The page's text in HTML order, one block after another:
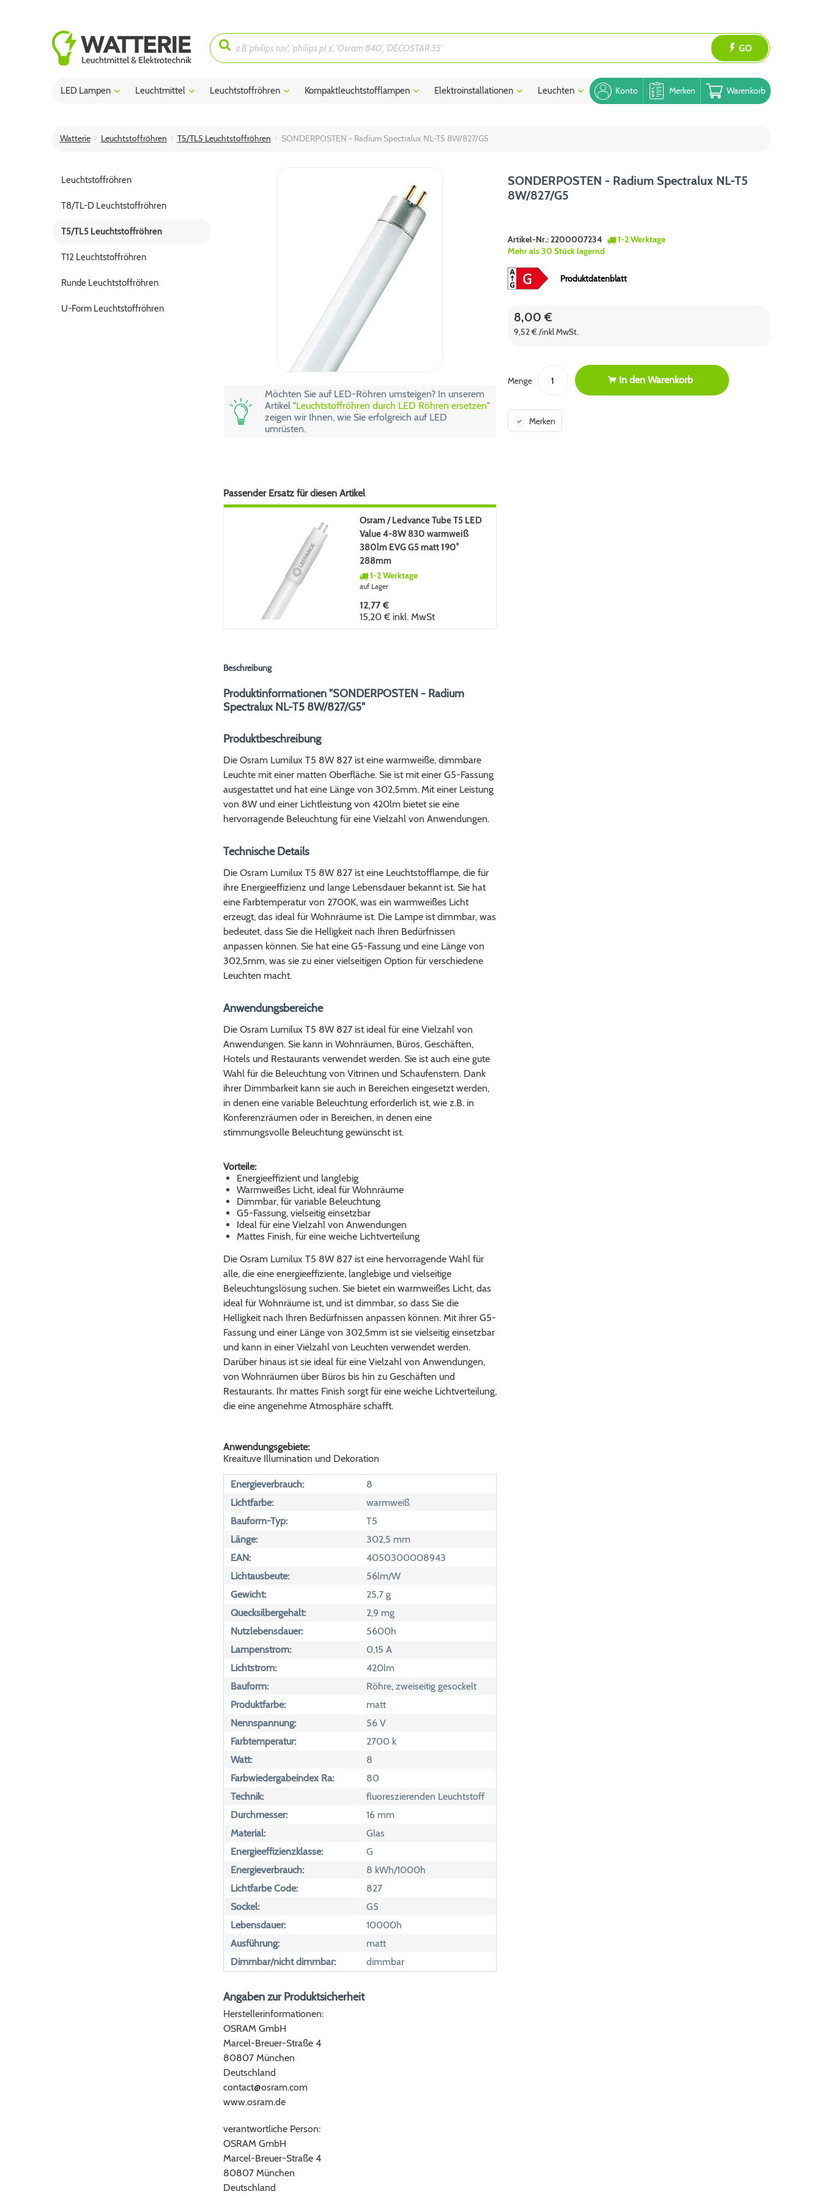
GO
Konto Merken Warenkorb
LED Lampen Leuchtmittel Leuchtstoffröhren Kompaktleuchtstofflampen Elektroinstallationen Leuchten Blog
Watterie Leuchtstoffröhren T5/TL5 Leuchtstoffröhren SONDERPOSTEN - Radium Spectralux NL-T5 8W/827/G5
Leuchtstoffröhren
T8/TL-D Leuchtstoffröhren
T5/TL5 Leuchtstoffröhren
T12 Leuchtstoffröhren
Runde Leuchtstoffröhren
U-Form Leuchtstoffröhren
Möchten Sie auf LED-Röhren umsteigen? In unserem
Artikel "Leuchtstoffröhren durch LED Röhren ersetzen"
zeigen wir Ihnen, wie Sie erfolgreich auf LED
umrüsten.
Passender Ersatz für diesen Artikel
Osram / Ledvance Tube T5 LED
Value 4-8W 830 warmweiß
380lm EVG G5 matt 190°
288mm
1-2 Werktage
auf Lager
12,77 €
15,20 € inkl. MwSt
SONDERPOSTEN - Radium Spectralux NL-T5
8W/827/G5
Artikel-Nr.:2200007234
1-2 Werktage
Mehr als 30 Stück lagernd
Produktdatenblatt
8,00 €
9,52 € /inkl MwSt.
Menge In den Warenkorb
Merken
Beschreibung
Produktinformationen "SONDERPOSTEN - Radium
Spectralux NL-T5 8W/827/G5"
Produktbeschreibung
Die Osram Lumilux T5 8W 827 ist eine warmweiße, dimmbare
Leuchte mit einer matten Oberfläche. Sie ist mit einer G5-Fassung
ausgestattet und hat eine Länge von 302,5mm. Mit einer Leistung
von 8W und einer Lichtleistung von 420lm bietet sie eine
hervorragende Beleuchtung für eine Vielzahl von Anwendungen.
Technische Details
Die Osram Lumilux T5 8W 827 ist eine Leuchtstofflampe, die für
ihre Energieeffizienz und lange Lebensdauer bekannt ist. Sie hat
eine Farbtemperatur von 2700K, was ein warmweißes Licht
erzeugt, das ideal für Wohnräume ist. Die Lampe ist dimmbar, was
bedeutet, dass Sie die Helligkeit nach Ihren Bedürfnissen
anpassen können. Sie hat eine G5-Fassung und eine Länge von
302,5mm, was sie zu einer vielseitigen Option für verschiedene
Leuchten macht.
Anwendungsbereiche
Die Osram Lumilux T5 8W 827 ist ideal für eine Vielzahl von
Anwendungen. Sie kann in Wohnräumen, Büros, Geschäften,
Hotels und Restaurants verwendet werden. Sie ist auch eine gute
Wahl für die Beleuchtung von Vitrinen und Schaufenstern. Dank
ihrer Dimmbarkeit kann sie auch in Bereichen eingesetzt werden,
in denen eine variable Beleuchtung erforderlich ist, wie z.B. in
Konferenzräumen oder in Bereichen, in denen eine
stimmungsvolle Beleuchtung gewünscht ist.
Vorteile:
Energieeffizient und langlebig
Warmweißes Licht, ideal für Wohnräume
Dimmbar, für variable Beleuchtung
G5-Fassung, vielseitig einsetzbar
Ideal für eine Vielzahl von Anwendungen
Mattes Finish, für eine weiche Lichtverteilung
Die Osram Lumilux T5 8W 827 ist eine hervorragende Wahl für
alle, die eine energieeffiziente, langlebige und vielseitige
Beleuchtungslösung suchen. Sie bietet ein warmweißes Licht, das
ideal für Wohnräume ist, und ist dimmbar, so dass Sie die
Helligkeit nach Ihren Bedürfnissen anpassen können. Mit ihrer G5-
Fassung und einer Länge von 302,5mm ist sie vielseitig einsetzbar
und kann in einer Vielzahl von Leuchten verwendet werden.
Darüber hinaus ist sie ideal für eine Vielzahl von Anwendungen,
von Wohnräumen über Büros bis hin zu Geschäften und
Restaurants. Ihr mattes Finish sorgt für eine weiche Lichtverteilung,
die eine angenehme Atmosphäre schafft.
Anwendungsgebiete:
Kreaituve Illumination und Dekoration
Energieverbrauch:
8
Lichtfarbe:
warmweiß
Bauform-Typ:
T5
Länge:
302,5 mm
EAN:
4050300008943
Lichtausbeute:
56lm/W
Gewicht:
25,7 g
Quecksilbergehalt:
2,9 mg
Nutzlebensdauer:
5600h
Lampenstrom:
0,15 A
Lichtstrom:
420lm
Bauform:
Röhre, zweiseitig gesockelt
Produktfarbe:
matt
Nennspannung:
56 V
Farbtemperatur:
2700 k
Watt:
8
Farbwiedergabeindex Ra:
80
Technik:
fluoreszierenden Leuchtstoff
Durchmesser:
16 mm
Material:
Glas
Energieeffizienzklasse:
G
Energieverbrauch:
8 kWh/1000h
Lichtfarbe Code:
827
Sockel:
G5
Lebensdauer:
10000h
Ausführung:
matt
Dimmbar/nicht dimmbar:
dimmbar
Angaben zur Produktsicherheit
Herstellerinformationen:
OSRAM GmbH
Marcel-Breuer-Straße 4
80807 München
Deutschland
contact@osram.com
www.osram.de
verantwortliche Person:
OSRAM GmbH
Marcel-Breuer-Straße 4
80807 München
Deutschland